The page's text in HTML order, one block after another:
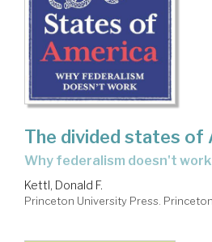
The divided states of
Why federalism doesn't work
Kettl, Donald F.
Princeton University Press.